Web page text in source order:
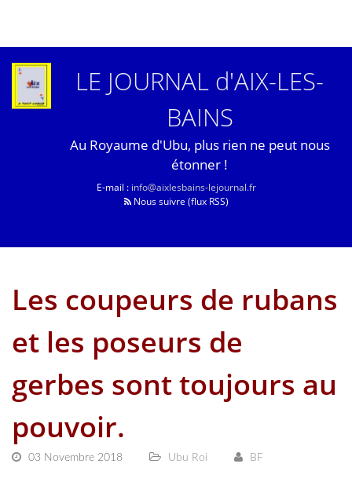
LE JOURNAL d'AIX-LES-
BAINS
Au Royaume d'Ubu, plus rien ne peut nous
étonner !
E-mail : info@aixlesbains-lejournal.fr
Nous suivre (flux RSS)
Les coupeurs de rubans
et les poseurs de
gerbes sont toujours au
pouvoir.
03 Novembre 2018 Ubu Roi BF